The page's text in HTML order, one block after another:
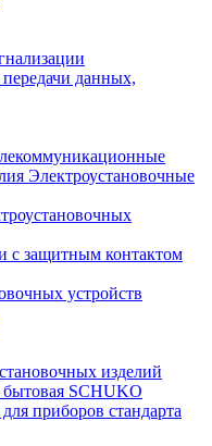
данных,
Электроустановочные
с защитным контактом
устройств
изделий
SCHUKO
приборов стандарта